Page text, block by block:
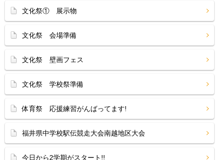
文化祭① 展示物
文化祭 会場準備
文化祭 壁画フェス
文化祭 学校祭準備
体育祭 応援練習がんばってます!
福井県中学校駅伝競走大会南越地区大会
今日から2学期がスタート!!